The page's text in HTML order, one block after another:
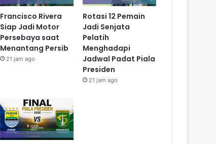
Francisco Rivera
Siap Jadi Motor
Persebaya saat
Menantang Persib
21 jam ago
Rotasi 12 Pemain
Jadi Senjata
Pelatih
Menghadapi
Jadwal Padat Piala
Presiden
21 jam ago